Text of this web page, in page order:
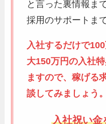
と言った裏情報ま
採用のサポートま
入社するだけで
大150万円の入社
ますので、稼げる
談してみましょう。
入社祝い金